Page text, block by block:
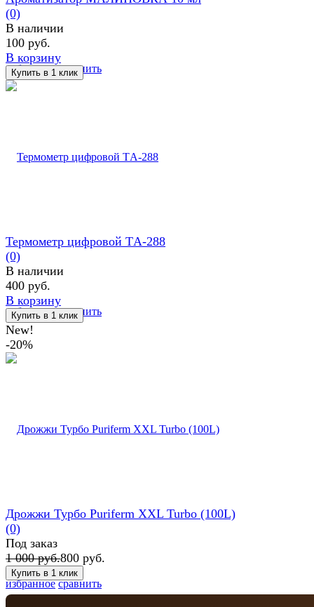
избранное сравнить
(0)
В наличии
100 руб.
В корзину
избранное сравнить
Термометр цифровой ТA-288
(0)
В наличии
400 руб.
В корзину
New!
-20%
избранное сравнить
Дрожжи Турбо Puriferm XXL Turbo (100L)
(0)
Под заказ
1 000 руб.800 руб.